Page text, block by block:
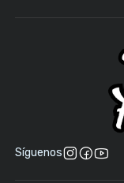
Síguenos